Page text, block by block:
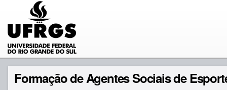
Formação de Agentes Sociais de